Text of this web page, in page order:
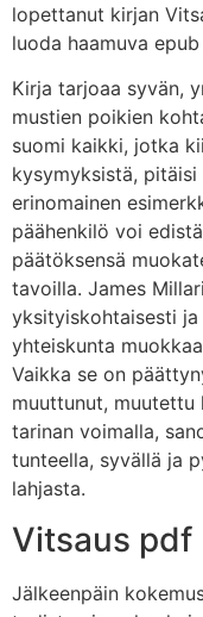
lopettanut kirjan
luoda haamuva epub
Kirja tarjoaa syvän,
mustien poikien
suomi kaikki, jotka
kysymyksistä, pitäisi
erinomainen
päähenkilö voi
päätöksensä
tavoilla. James
yksityiskohtaisesti
yhteiskunta
Vaikka se on
muuttunut, muutettu
tarinan voimalla,
tunteella, syvällä ja
lahjasta.
Vitsaus pdf
Jälkeenpäin